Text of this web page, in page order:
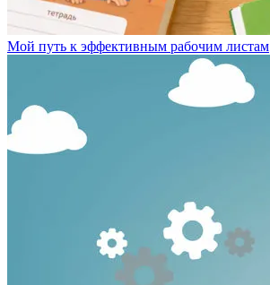
Мой путь к эффективным рабочим листам